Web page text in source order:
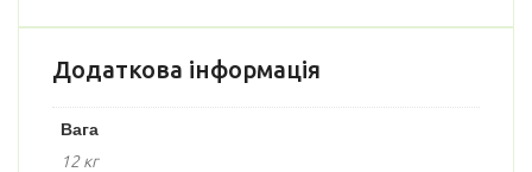
Додаткова інформація
Вага
12 кг